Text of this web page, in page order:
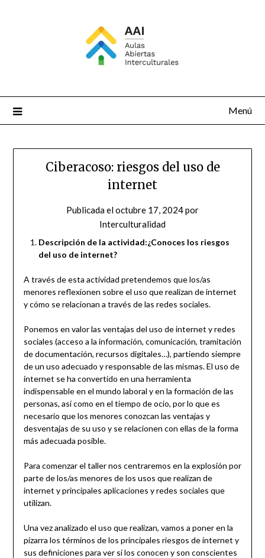
Menú
Ciberacoso: riesgos del uso de
internet
Publicada eloctubre 17, 2024por
Interculturalidad
Descripción de la actividad:¿Conoces los riesgos
del uso de internet?
A través de esta actividad pretendemos que los/as
menores reflexionen sobre el uso que realizan de internet
y cómo se relacionan a través de las redes sociales.
Ponemos en valor las ventajas del uso de internet y redes
sociales (acceso a la información, comunicación, tramitación
de documentación, recursos digitales…), partiendo siempre
de un uso adecuado y responsable de las mismas. El uso de
internet se ha convertido en una herramienta
indispensable en el mundo laboral y en la formación de las
personas, así como en el tiempo de ocio, por lo que es
necesario que los menores conozcan las ventajas y
desventajas de su uso y se relacionen con ellas de la forma
más adecuada posible.
Para comenzar el taller nos centraremos en la explosión por
parte de los/as menores de los usos que realizan de
internet y principales aplicaciones y redes sociales que
utilizan.
Una vez analizado el uso que realizan, vamos a poner en la
pizarra los términos de los principales riesgos de internet y
sus definiciones para ver si los conocen y son conscientes